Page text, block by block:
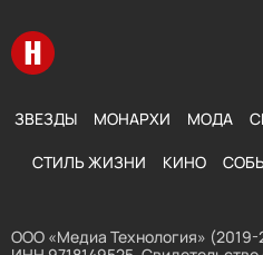
Перейти на главную
ЗВЕЗДЫ МОНАРХИ МОДА
СТИЛЬ ЖИЗНИ КИНО
ООО «Медиа Технология» (2019-